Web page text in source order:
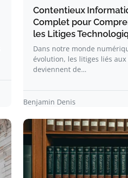
Contentieux
Complet pour
les Litiges
Dans notre monde
évolution, les litiges liés aux
deviennent de…
Benjamin Denis